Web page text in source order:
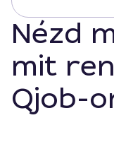
Nézd
mit
Qjob-